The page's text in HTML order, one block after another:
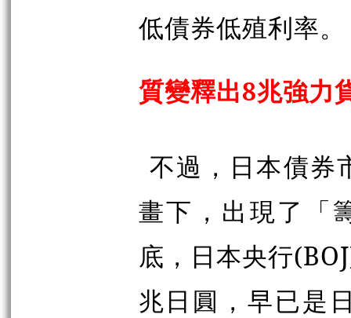
低債券低殖利率。
質變釋出8兆強力
不過，日本債券
畫下，出現了「
底，日本央行
兆日圓，早已是